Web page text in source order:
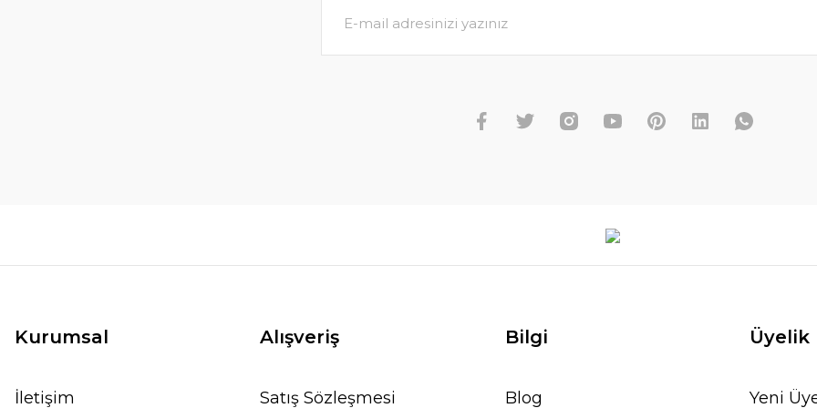
Kurumsal
İletişim
Alışveriş
Satış Sözleşmesi
Bilgi
Blog
Üyelik
Yeni